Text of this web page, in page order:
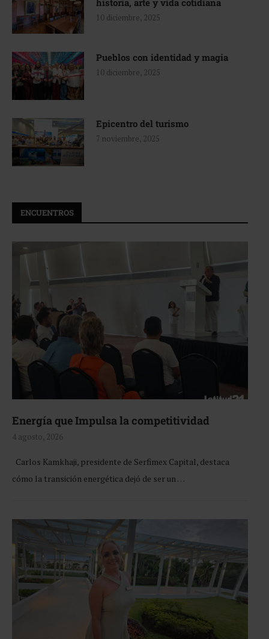
historia, arte y vida cotidiana
10 diciembre, 2025
Pueblos con identidad y magia
10 diciembre, 2025
Epicentro del turismo
7 noviembre, 2025
ENCUENTROS
Energía que Impulsa la competitividad
4 agosto, 2026
Carlos Kamkhaji, presidente de Serfimex Capital, destaca
cómo la transición energética dejó de ser un …